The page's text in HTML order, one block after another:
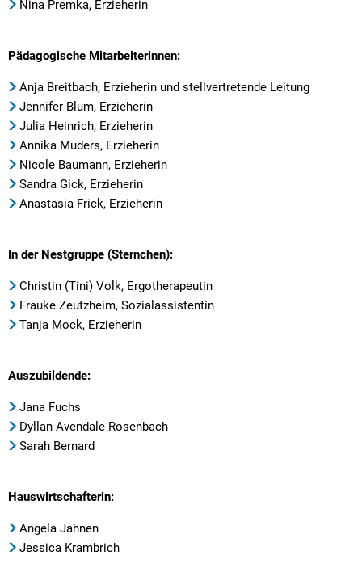
Wahlergebnisse
Wiederkehrende Straßenausbaubeiträge
Gewerbe-Anmeldung/Ummeldung/
Gewerberegisterauskunft
Grundsteuerreform
Satzungen und Richtlinien
Nina Premka, Erzieherin
Pädagogische Mitarbeiterinnen:
Anja Breitbach, Erzieherin und stellvertretende Leitung
Jennifer Blum, Erzieherin
Julia Heinrich, Erzieherin
Annika Muders, Erzieherin
Nicole Baumann, Erzieherin
Sandra Gick, Erzieherin
Anastasia Frick, Erzieherin
In der Nestgruppe (Sternchen):
Christin (Tini) Volk, Ergotherapeutin
Frauke Zeutzheim, Sozialassistentin
Tanja Mock, Erzieherin
Auszubildende:
Jana Fuchs
Dyllan Avendale Rosenbach
Sarah Bernard
Hauswirtschafterin:
Angela Jahnen
Jessica Krambrich